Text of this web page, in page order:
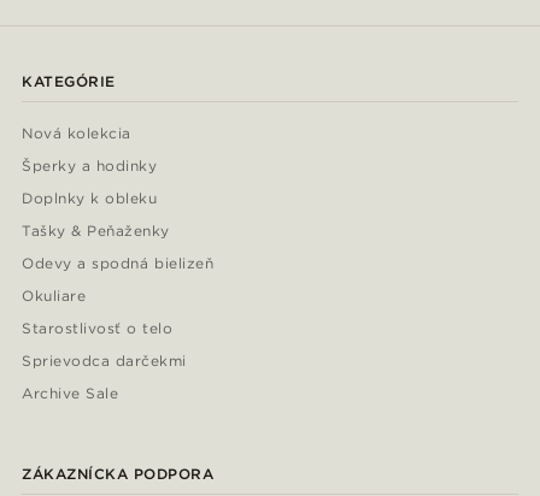
KATEGÓRIE
Nová kolekcia
Šperky a hodinky
Doplnky k obleku
Tašky & Peňaženky
Odevy a spodná bielizeň
Okuliare
Starostlivosť o telo
Sprievodca darčekmi
Archive Sale
ZÁKAZNÍCKA PODPORA